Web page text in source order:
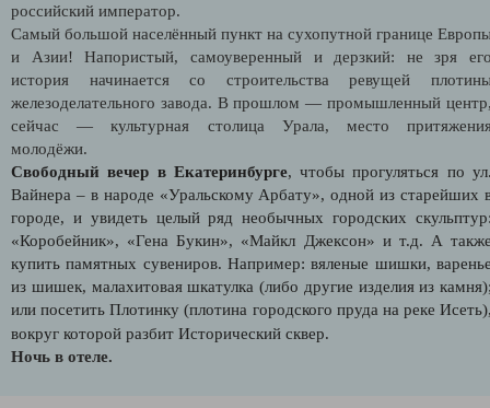
российский император.
Самый большой населённый пункт на сухопутной границе
и Азии! Напористый, самоуверенный и дерзкий: не зря
история начинается со строительства ревущей
железоделательного завода. В прошлом — промышленный
сейчас — культурная столица Урала, место
молодёжи.
Свободный вечер в Екатеринбурге, чтобы прогуляться по
Вайнера – в народе «Уральскому Арбату», одной из старейших
городе, и увидеть целый ряд необычных городских
«Коробейник», «Гена Букин», «Майкл Джексон» и т.д. А
купить памятных сувениров. Например: вяленые шишки,
из шишек, малахитовая шкатулка (либо другие изделия из
или посетить Плотинку (плотина городского пруда на реке
вокруг которой разбит Исторический сквер.
Ночь в отеле.